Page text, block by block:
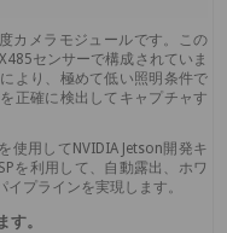
カメラモジュールです。この
センサーで構成されていま
より、極めて低い照明条件で
正確に検出してキャプチャす
使用してNVIDIA Jetson開発キ
を利用して、自動露出、ホワ
プラインを実現します。
。